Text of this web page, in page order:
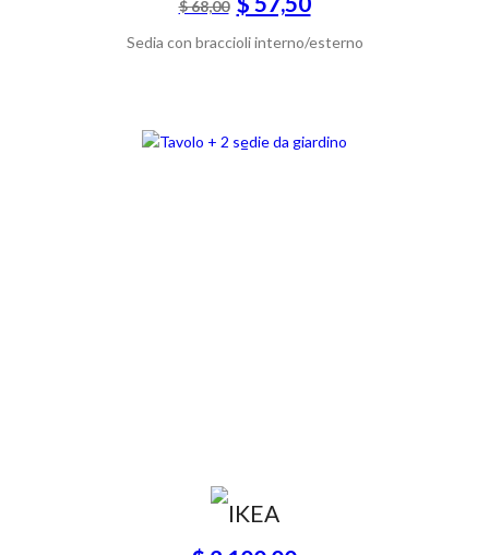
$ 68,00
Sedia con braccioli interno/esterno